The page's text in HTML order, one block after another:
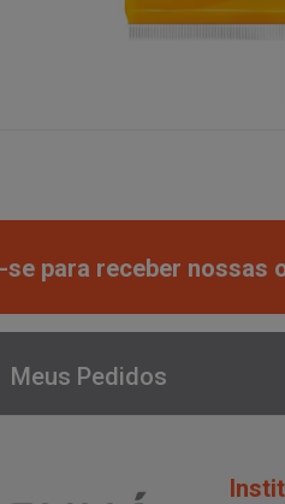
se para receber nossas
Meus Pedidos